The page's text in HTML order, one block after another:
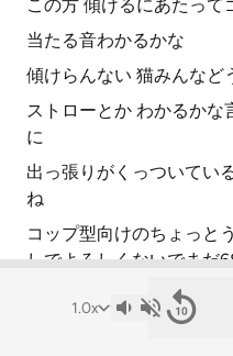
この方 傾けるにあたって
当たる音わかるかな
傾けらんない 猫みんなど
ストローとか わかるか
に
出っ張りがくっついてい
ね
コップ型向けのちょっと
しでよろしくないでまだ